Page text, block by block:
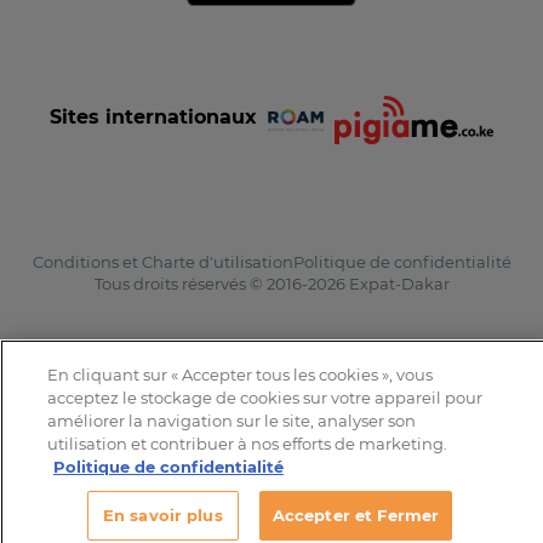
Sites internationaux
Conditions et Charte d'utilisationPolitique de confidentialité
Tous droits réservés © 2016-2026 Expat-Dakar
En cliquant sur « Accepter tous les cookies », vous
acceptez le stockage de cookies sur votre appareil pour
améliorer la navigation sur le site, analyser son
utilisation et contribuer à nos efforts de marketing.
Politique de confidentialité
En savoir plus Accepter et Fermer